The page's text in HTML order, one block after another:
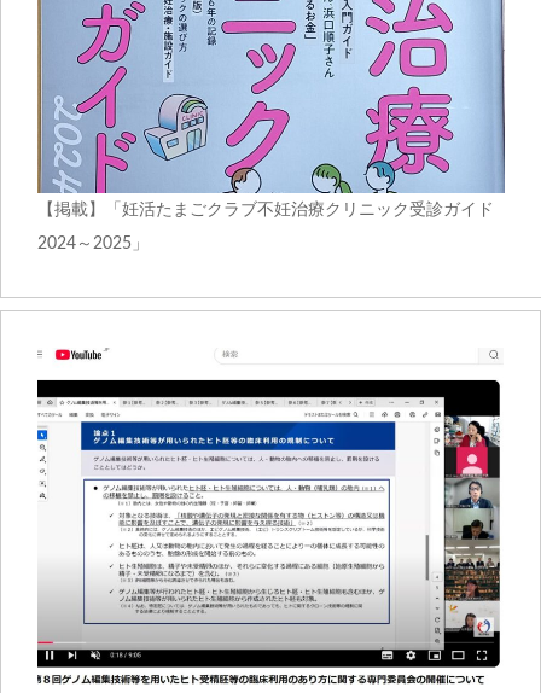
【掲載】「妊活たまごクラブ不妊治療クリニック受診ガイド
2024～2025」